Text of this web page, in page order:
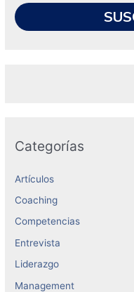
Categorías
Artículos
Coaching
Competencias
Entrevista
Liderazgo
Management